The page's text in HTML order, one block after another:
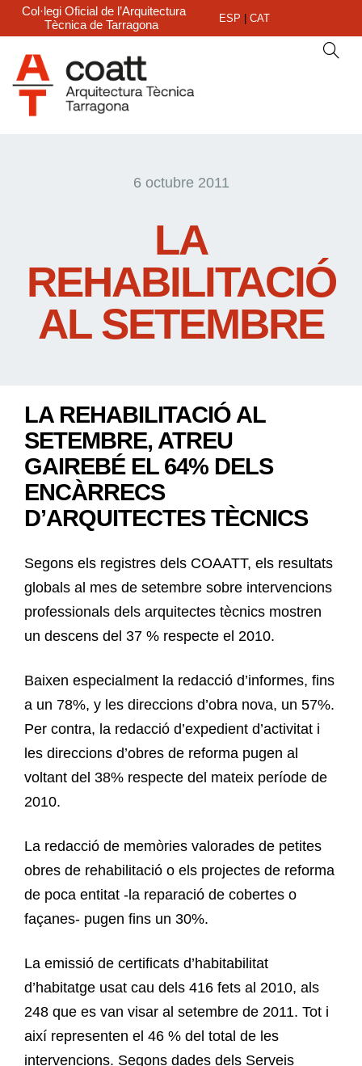
Col·legi Oficial de l’Arquitectura
Tècnica de Tarragona
ESP CAT
6 octubre 2011
LA
REHABILITACIÓ
AL SETEMBRE
LA REHABILITACIÓ AL
SETEMBRE, ATREU
GAIREBÉ EL 64% DELS
ENCÀRRECS
D’ARQUITECTES TÈCNICS
Segons els registres dels COAATT, els resultats
globals al mes de setembre sobre intervencions
professionals dels arquitectes tècnics mostren
un descens del 37 % respecte el 2010.
Baixen especialment la redacció d’informes, fins
a un 78%, y les direccions d’obra nova, un 57%.
Per contra, la redacció d’expedient d’activitat i
les direccions d’obres de reforma pugen al
voltant del 38% respecte del mateix període de
2010.
La redacció de memòries valorades de petites
obres de rehabilitació o els projectes de reforma
de poca entitat -la reparació de cobertes o
façanes- pugen fins un 30%.
La emissió de certificats d’habitabilitat
d’habitatge usat cau dels 416 fets al 2010, als
248 que es van visar al setembre de 2011. Tot i
així representen el 46 % del total de les
intervencions. Segons dades dels Serveis